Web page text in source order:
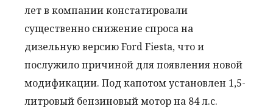
лет в компании констатировали
существенно снижение спроса на
дизельную версию Ford Fiesta, что и
послужило причиной для появления новой
модификации. Под капотом установлен 1,5-
литровый бензиновый мотор на 84 л.с.